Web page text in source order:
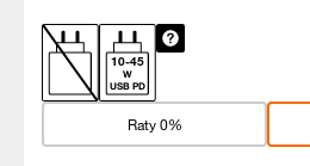
10-45
W
USB PD
Raty 0%